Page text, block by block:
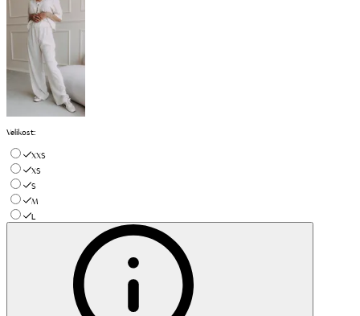
Velikost:
XXS
XS
S
M
L